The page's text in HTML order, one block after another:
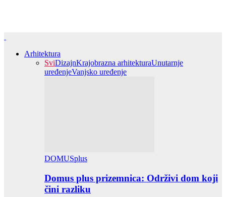
Arhitektura
SviDizajnKrajobrazna arhitekturaUnutarnje
uređenjeVanjsko uređenje
DOMUSplus
Domus plus prizemnica: Održivi dom koji
čini razliku